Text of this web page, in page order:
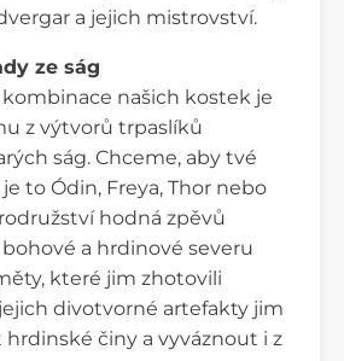
a jejich mistrovství.
ze ság
kombinace našich kostek je
z výtvorů trpaslíků
ság. Chceme, aby tvé
to Ódin, Freya, Thor nebo
hodná zpěvů
a hrdinové severu
které jim zhotovili
divotvorné artefakty jim
činy a vyváznout i z